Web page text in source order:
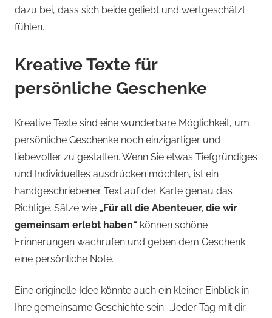
dazu bei, dass sich beide geliebt und wertgeschätzt
fühlen.
Kreative Texte für
persönliche Geschenke
Kreative Texte sind eine wunderbare Möglichkeit, um
persönliche Geschenke noch einzigartiger und
liebevoller zu gestalten. Wenn Sie etwas Tiefgründiges
und Individuelles ausdrücken möchten, ist ein
handgeschriebener Text auf der Karte genau das
Richtige. Sätze wie „Für all die Abenteuer, die wir
gemeinsam erlebt haben“ können schöne
Erinnerungen wachrufen und geben dem Geschenk
eine persönliche Note.
Eine originelle Idee könnte auch ein kleiner Einblick in
Ihre gemeinsame Geschichte sein: „Jeder Tag mit dir